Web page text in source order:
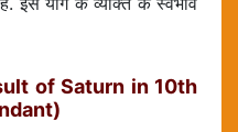
of Saturn in 10th